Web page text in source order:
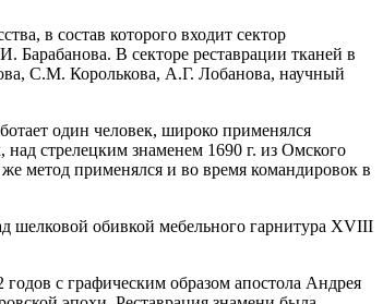
в состав которого входит сектор
Барабанова. В секторе реставрации тканей в
С.М. Королькова, А.Г. Лобанова, научный
один человек, широко применялся
стрелецким знаменем 1690 г. из Омского
метод применялся и во время командировок в
шелковой обивкой мебельного гарнитура XVIII
с графическим образом апостола Андрея